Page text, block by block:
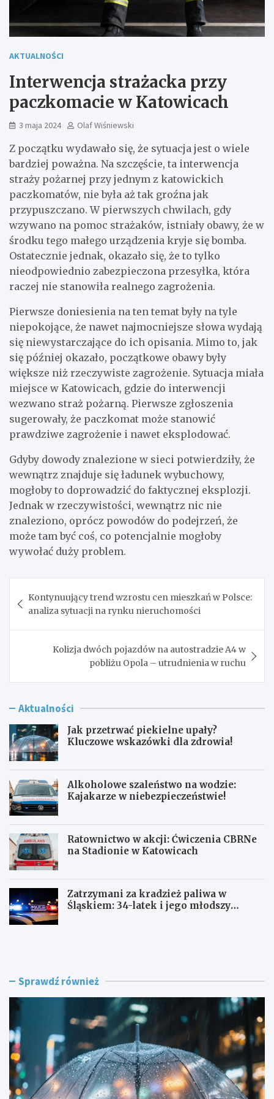
AKTUALNOŚCI
Interwencja strażacka przy
paczkomacie w Katowicach
3 maja 2024 Olaf Wiśniewski
Z początku wydawało się, że sytuacja jest o wiele
bardziej poważna. Na szczęście, ta interwencja
straży pożarnej przy jednym z katowickich
paczkomatów, nie była aż tak groźna jak
przypuszczano. W pierwszych chwilach, gdy
wzywano na pomoc strażaków, istniały obawy, że w
środku tego małego urządzenia kryje się bomba.
Ostatecznie jednak, okazało się, że to tylko
nieodpowiednio zabezpieczona przesyłka, która
raczej nie stanowiła realnego zagrożenia.
Pierwsze doniesienia na ten temat były na tyle
niepokojące, że nawet najmocniejsze słowa wydają
się niewystarczające do ich opisania. Mimo to, jak
się później okazało, początkowe obawy były
większe niż rzeczywiste zagrożenie. Sytuacja miała
miejsce w Katowicach, gdzie do interwencji
wezwano straż pożarną. Pierwsze zgłoszenia
sugerowały, że paczkomat może stanowić
prawdziwe zagrożenie i nawet eksplodować.
Gdyby dowody znalezione w sieci potwierdziły, że
wewnątrz znajduje się ładunek wybuchowy,
mogłoby to doprowadzić do faktycznej eksplozji.
Jednak w rzeczywistości, wewnątrz nic nie
znaleziono, oprócz powodów do podejrzeń, że
może tam być coś, co potencjalnie mogłoby
wywołać duży problem.
wpisu
Kontynuujący trend wzrostu cen mieszkań w Polsce:
analiza sytuacji na rynku nieruchomości
Kolizja dwóch pojazdów na autostradzie A4 w
pobliżu Opola – utrudnienia w ruchu
Aktualności
Jak przetrwać piekielne upały?
Kluczowe wskazówki dla zdrowia!
Alkoholowe szaleństwo na wodzie:
Kajakarze w niebezpieczeństwie!
Ratownictwo w akcji: Ćwiczenia CBRNe
na Stadionie w Katowicach
Zatrzymani za kradzież paliwa w
Śląskiem: 34-latek i jego młodszy
J
z
w
a
ć
p
i
e
A
o
e
s
z
a
l
e
Sprawdź również